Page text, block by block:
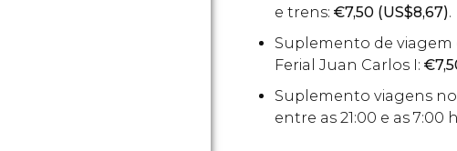
e trens: €7,50 (US$8,67).
Suplemento de
Ferial Juan Carlos I: €
Suplemento viagens
entre as 21:00 e as 7:00